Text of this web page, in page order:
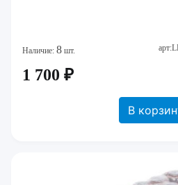
Наличие: 8 шт.
1 700 ₽
В